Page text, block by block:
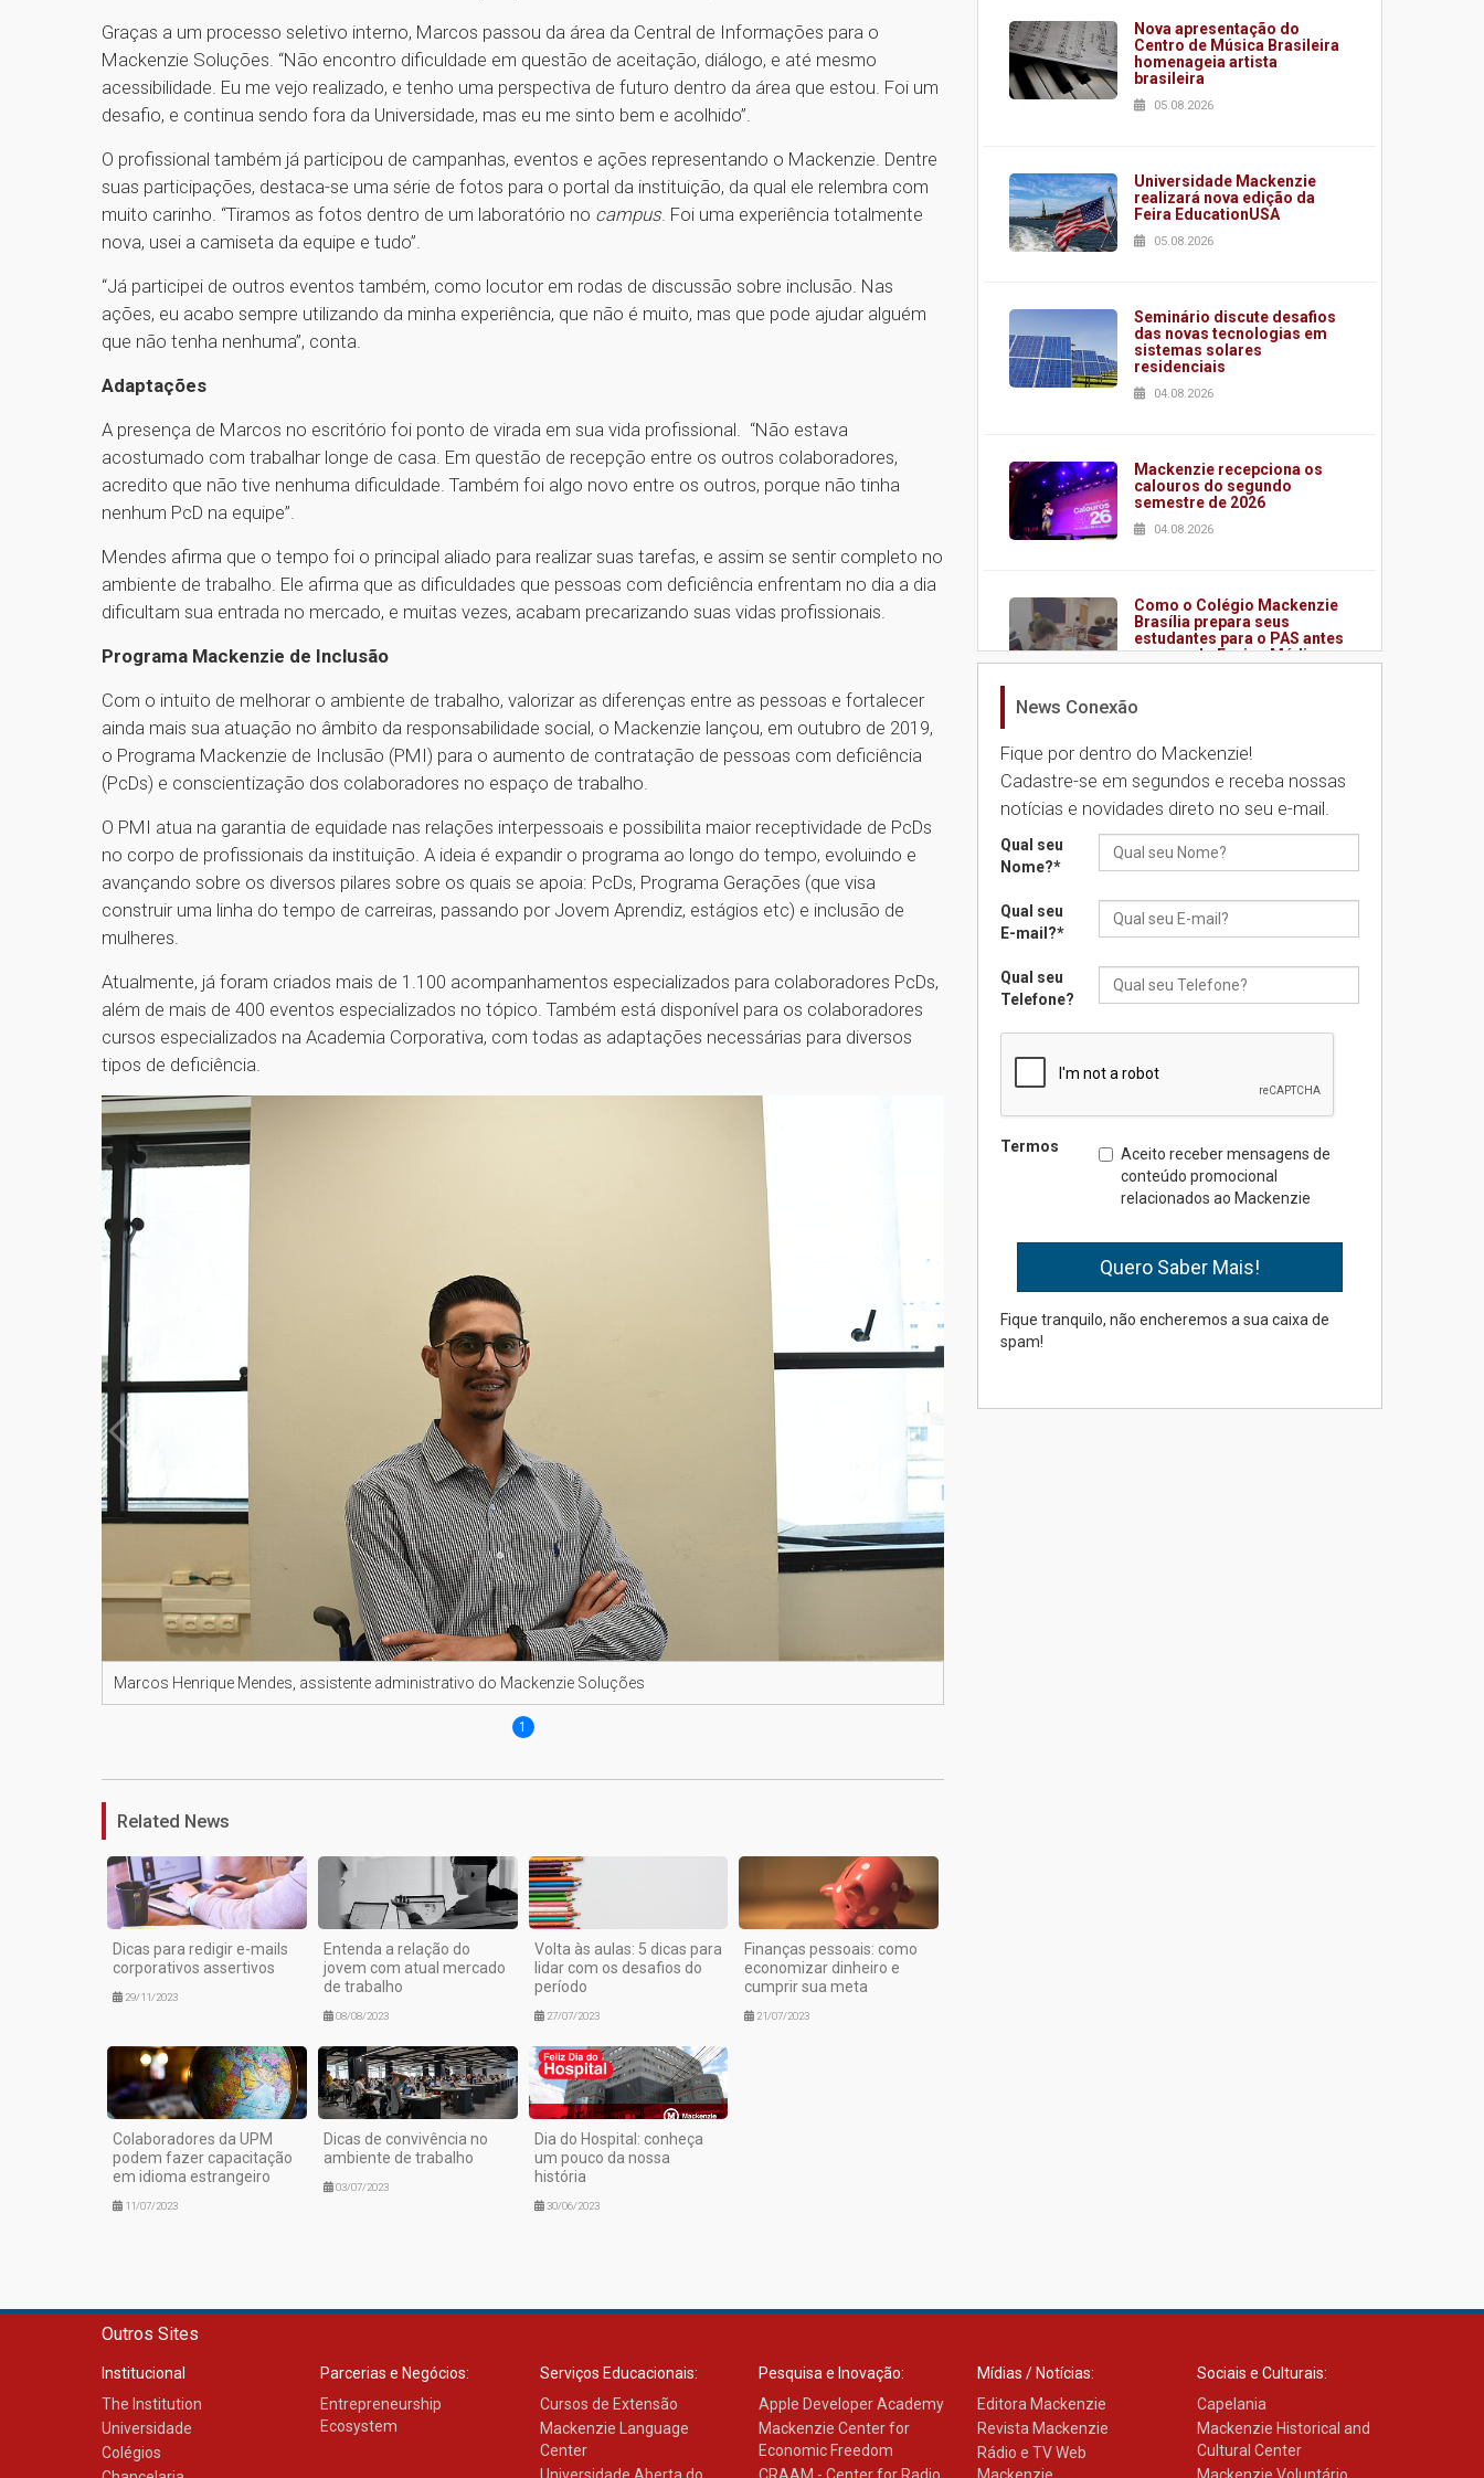
Graças a um processo seletivo interno, Marcos passou da área da Central de Informações para o
Mackenzie Soluções. “Não encontro dificuldade em questão de aceitação, diálogo, e até mesmo
acessibilidade. Eu me vejo realizado, e tenho uma perspectiva de futuro dentro da área que estou. Foi um
desafio, e continua sendo fora da Universidade, mas eu me sinto bem e acolhido”.
O profissional também já participou de campanhas, eventos e ações representando o Mackenzie. Dentre
suas participações, destaca-se uma série de fotos para o portal da instituição, da qual ele relembra com
muito carinho. “Tiramos as fotos dentro de um laboratório no campus. Foi uma experiência totalmente
nova, usei a camiseta da equipe e tudo”.
“Já participei de outros eventos também, como locutor em rodas de discussão sobre inclusão. Nas
ações, eu acabo sempre utilizando da minha experiência, que não é muito, mas que pode ajudar alguém
que não tenha nenhuma”, conta.
Adaptações
A presença de Marcos no escritório foi ponto de virada em sua vida profissional. “Não estava
acostumado com trabalhar longe de casa. Em questão de recepção entre os outros colaboradores,
acredito que não tive nenhuma dificuldade. Também foi algo novo entre os outros, porque não tinha
nenhum PcD na equipe”.
Mendes afirma que o tempo foi o principal aliado para realizar suas tarefas, e assim se sentir completo no
ambiente de trabalho. Ele afirma que as dificuldades que pessoas com deficiência enfrentam no dia a dia
dificultam sua entrada no mercado, e muitas vezes, acabam precarizando suas vidas profissionais.
Programa Mackenzie de Inclusão
Com o intuito de melhorar o ambiente de trabalho, valorizar as diferenças entre as pessoas e fortalecer
ainda mais sua atuação no âmbito da responsabilidade social, o Mackenzie lançou, em outubro de 2019,
o Programa Mackenzie de Inclusão (PMI) para o aumento de contratação de pessoas com deficiência
(PcDs) e conscientização dos colaboradores no espaço de trabalho.
O PMI atua na garantia de equidade nas relações interpessoais e possibilita maior receptividade de PcDs
no corpo de profissionais da instituição. A ideia é expandir o programa ao longo do tempo, evoluindo e
avançando sobre os diversos pilares sobre os quais se apoia: PcDs, Programa Gerações (que visa
construir uma linha do tempo de carreiras, passando por Jovem Aprendiz, estágios etc) e inclusão de
mulheres.
Atualmente, já foram criados mais de 1.100 acompanhamentos especializados para colaboradores PcDs,
além de mais de 400 eventos especializados no tópico. Também está disponível para os colaboradores
cursos especializados na Academia Corporativa, com todas as adaptações necessárias para diversos
tipos de deficiência.
Marcos Henrique Mendes, assistente administrativo do Mackenzie Soluções
1
Related News
Dicas para redigir e-mails
corporativos assertivos
29/11/2023
Entenda a relação do
jovem com atual mercado
de trabalho
08/08/2023
Volta às aulas: 5 dicas para
lidar com os desafios do
período
27/07/2023
Finanças pessoais: como
economizar dinheiro e
cumprir sua meta
21/07/2023
Colaboradores da UPM
podem fazer capacitação
em idioma estrangeiro
11/07/2023
Dicas de convivência no
ambiente de trabalho
03/07/2023
Dia do Hospital: conheça
um pouco da nossa
história
30/06/2023
Nova apresentação do
Centro de Música Brasileira
homenageia artista
brasileira
05.08.2026
Universidade Mackenzie
realizará nova edição da
Feira EducationUSA
05.08.2026
Seminário discute desafios
das novas tecnologias em
sistemas solares
residenciais
04.08.2026
Mackenzie recepciona os
calouros do segundo
semestre de 2026
04.08.2026
Como o Colégio Mackenzie
Brasília prepara seus
estudantes para o PAS antes
mesmo do Ensino Médio
Como os pais podem investir
na educação dos filhos além
da escola
04.08.2026
Transformadora reúne
docentes para debater
inovação e desafios da
04.08.2026
finalista do Prêmio Jabuti
com obra sobre ética e
arquitetura contemporânea
parcerias internacionais
03.08.2026
News Conexão
Fique por dentro do Mackenzie!
Cadastre-se em segundos e receba nossas
notícias e novidades direto no seu e-mail.
Qual seu
Nome?*
Qual seu
E-mail?*
Qual seu
Telefone?
Termos
Aceito receber mensagens de
conteúdo promocional
relacionados ao Mackenzie
Fique tranquilo, não encheremos a sua caixa de
spam!
Outros Sites
Institucional
The Institution
Universidade
Colégios
Parcerias e Negócios:
Entrepreneurship
Ecosystem
Serviços Educacionais:
Cursos de Extensão
Mackenzie Language
Center
Universidade Aberta do
Pesquisa e Inovação:
Apple Developer Academy
Mackenzie Center for
Economic Freedom
CRAAM - Center for Radio
Mídias / Notícias:
Editora Mackenzie
Revista Mackenzie
Rádio e TV Web
Mackenzie
Sociais e Culturais:
Capelania
Mackenzie Historical and
Cultural Center
Mackenzie Voluntário